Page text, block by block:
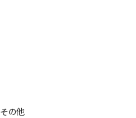
その他